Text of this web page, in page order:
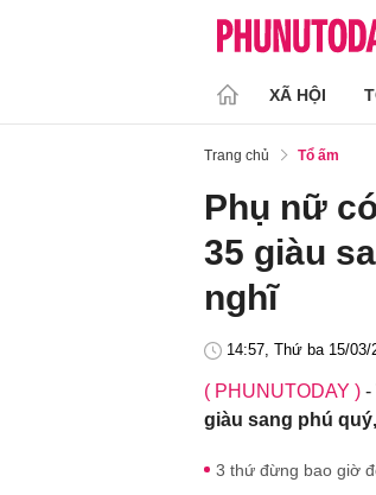
XÃ HỘI
Trang chủ Tổ ấm
Phụ nữ
35 giàu
nghĩ
14:57, Thứ ba 15/03/
( PHUNUTODAY ) -
giàu sang phú
3 thứ đừng bao giờ